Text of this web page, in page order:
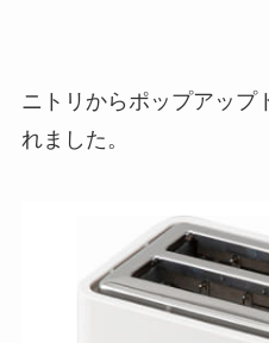
ニトリからポップアップ
れました。